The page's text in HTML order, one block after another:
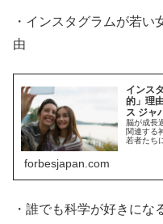
・インスタグラムが若
由
インス
的」理
ス ジャ
脳が成長
関連する
若者たち
forbesjapan.com
・誰でも科学が好きに